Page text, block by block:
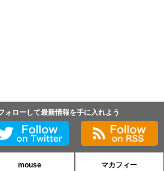
ォローして最新情報を手に入れよう
mouse マカフィー